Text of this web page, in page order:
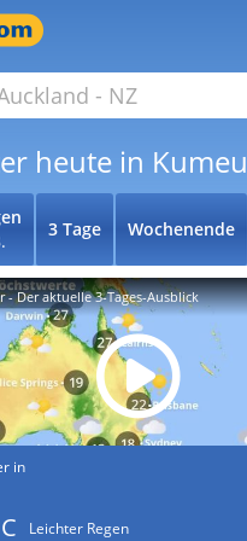
heute in Kumeu
3 Tage Wochenende
- Der aktuelle 3-Tages-Ausblick
in
Leichter Regen